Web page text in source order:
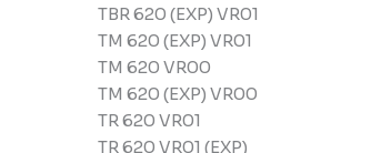
TBR 620 (EXP) VR01
TM 620 (EXP) VR01
TM 620 VR00
TM 620 (EXP) VR00
TR 620 VR01
TR 620 VR01 (EXP)